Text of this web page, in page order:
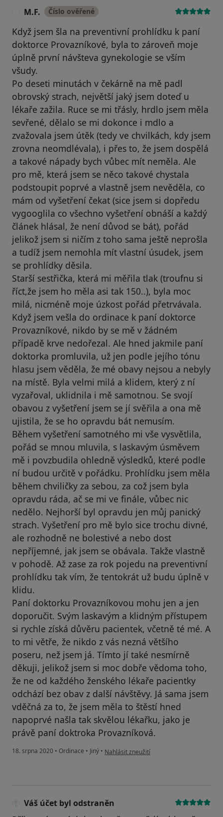
M.F. Číslo ověřené
Když jsem šla na preventivní prohlídku k paní
doktorce Provazníkové, byla to zároveň moje
úplně první návšteva gynekologie se vším
všudy.
Po deseti minutách v čekárně na mě padl
obrovský strach, největší jaký jsem doteď u
lékaře zažila. Ruce se mi třásly, hrdlo jsem měla
sevřené, dělalo se mi dokonce i mdlo a
zvažovala jsem útěk (tedy ve chvilkách, kdy jsem
zrovna neomdlévala), i přes to, že jsem dospělá
a takové nápady bych vůbec mít neměla. Ale
pro mě, která jsem se něco takové chystala
podstoupit poprvé a vlastně jsem nevěděla, co
mám od vyšetření čekat (sice jsem si dopředu
vygooglila co všechno vyšetření obnáší a každý
článek hlásal, že není důvod se bát), pořád
jelikož jsem si ničím z toho sama ještě neprošla
a tudíž jsem nemohla mít vlastní úsudek, jsem
se prohlídky děsila.
Starší sestřička, která mi měřila tlak (troufnu si
říct,že jsem ho měla asi tak 150..), byla moc
milá, nicméně moje úzkost pořád přetrvávala.
Když jsem vešla do ordinace k paní doktorce
Provazníkové, nikdo by se mě v žádném
případě krve nedořezal. Ale hned jakmile paní
doktorka promluvila, už jen podle jejího tónu
hlasu jsem věděla, že mé obavy nejsou a nebyly
na místě. Byla velmi milá a klidem, který z ní
vyzařoval, uklidnila i mě samotnou. Se svojí
obavou z vyšetření jsem se jí svěřila a ona mě
ujistila, že se ho opravdu bát nemusím.
Během vyšetření samotného mi vše vysvětlila,
pořád se mnou mluvila, s laskavým úsměvem
mě i povzbudila ohledně výsledků, které podle
ní budou určitě v pořádku. Prohlídku jsem měla
během chviličky za sebou, za což jsem byla
opravdu ráda, ač se mi ve finále, vůbec nic
nedělo. Nejhorší byl opravdu jen můj panický
strach. Vyšetření pro mě bylo sice trochu divné,
ale rozhodně ne bolestivé a nebo dost
nepříjemné, jak jsem se obávala. Takže vlastně
v pohodě. Až zase za rok pojedu na preventivní
prohlídku tak vím, že tentokrát už budu úplně v
klidu.
Paní doktorku Provazníkovou mohu jen a jen
doporučit. Svým laskavým a klidným přístupem
si rychle získá důvěru pacientek, včetně té mé. A
to mi větře, že nikdo z vás nezná většího
poseru, než jsem já. Tímto jí také nesmírně
děkuji, jelikož jsem si moc dobře vědoma toho,
že ne od každého ženského lékaře pacientky
odchází bez obav z další návštěvy. Já sama jsem
vděčná za to, že jsem měla to štěstí hned
napoprvé našla tak skvělou lékařku, jako je
právě paní doktroka Provazníková.
18. srpna 2020 • Ordinace • Jiný • podle názoru uživatele M.F.
Nahlásit zneužití
Váš účet byl odstraněn